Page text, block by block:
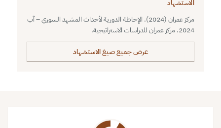
الاستشهاد
مركز عمران (2024). الإحاطة الدورية لأحداث المشهد السوري – آب
2024. مركز عمران للدراسات الاستراتيجية.
عرض جميع صيغ الاستشهاد